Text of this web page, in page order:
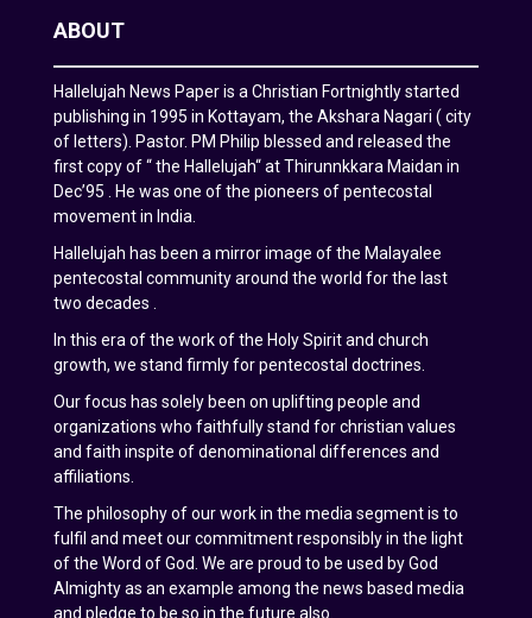
ABOUT
Hallelujah News Paper is a Christian Fortnightly started
publishing in 1995 in Kottayam, the Akshara Nagari ( city
of letters). Pastor. PM Philip blessed and released the
first copy of “ the Hallelujah“ at Thirunnkkara Maidan in
Dec’95 . He was one of the pioneers of pentecostal
movement in India.
Hallelujah has been a mirror image of the Malayalee
pentecostal community around the world for the last
two decades .
In this era of the work of the Holy Spirit and church
growth, we stand firmly for pentecostal doctrines.
Our focus has solely been on uplifting people and
organizations who faithfully stand for christian values
and faith inspite of denominational differences and
affiliations.
The philosophy of our work in the media segment is to
fulfil and meet our commitment responsibly in the light
of the Word of God. We are proud to be used by God
Almighty as an example among the news based media
and pledge to be so in the future also.